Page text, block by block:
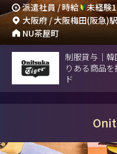
派遣社員 / 時給 未経験
大阪府 / 大阪梅田(阪急)
NU茶屋町
制服貸与｜
りある商品
ド